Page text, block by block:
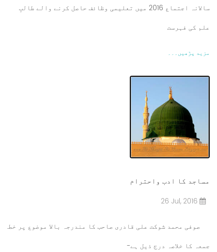
سالانہ اجتماع 2016 میں تعلیمی وظائف حاصل کرنے والے طالبِ
علم کی فہرست
مزید پڑھیں۔۔۔
مساجد کا ادب واحترام
26 Jul, 2016
صوفی محمد شوکت علی قادری صاحب کا مندرجہ بالا موضوع پر خطبہ
جمعہ کا خلاصہ درج ذیل ہے-